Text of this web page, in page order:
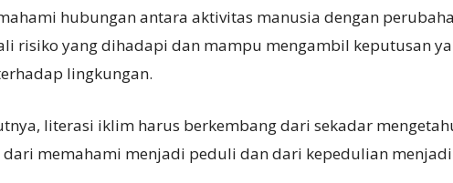
hubungan antara aktivitas manusia dengan
risiko yang dihadapi dan mampu mengambil keputusan
lingkungan.
literasi iklim harus berkembang dari sekadar
memahami menjadi peduli dan dari kepedulian menjadi